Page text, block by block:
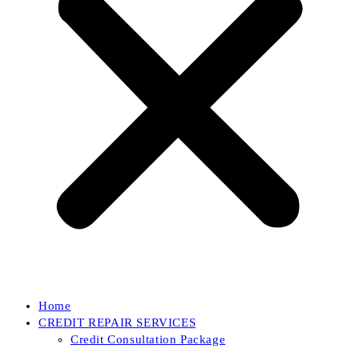
Home
CREDIT REPAIR SERVICES
Credit Consultation Package